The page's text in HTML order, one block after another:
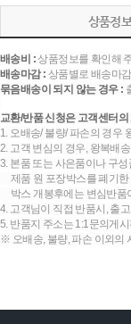
상품정보
배송비 :상품정보를 확인해
배송마감 : 상품별로 배송마
묶음배송이 되지 않는 경우 :
교환/반품 신청은 고객센터
1. 오배송/ 불량/ 파손의 경우
2. 고객 변심의 경우, 왕복배
3. 본품 또는 사은품이나 구
제품 원 포장박스를 폐기한
박스 개봉후에는 변심반품
4. 고객님이 직접 반품시, 출
5. 반품지 주소는 1:1문의게
※ 오배송, 불량, 파손 이외의